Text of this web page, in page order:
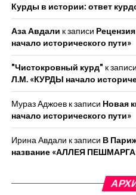
Курды в истории: ответ
Аза Авдали к записи
начало исторического пути»
"Чистокровный курд" к записи
Л.М. «КУРДЫ начало
Мураз Аджоевк записи Новая
начало исторического пути»
Ирина Авдали к записи В
название «АЛЛЕЯ